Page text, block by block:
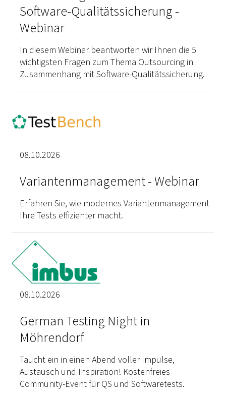
Software-Qualitätssicherung -
Webinar
In diesem Webinar beantworten wir Ihnen die 5
wichtigsten Fragen zum Thema Outsourcing in
Zusammenhang mit Software-Qualitätssicherung.
08.10.2026
Variantenmanagement - Webinar
Erfahren Sie, wie modernes Variantenmanagement
Ihre Tests effizienter macht.
08.10.2026
German Testing Night in
Möhrendorf
Taucht ein in einen Abend voller Impulse,
Austausch und Inspiration! Kostenfreies
Community-Event für QS und Softwaretests.